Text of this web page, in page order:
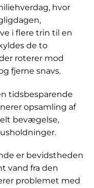
hvor
i flere trin til en
de to
roterer mod
fjerne snavs.
tidsbesparende
opsamling af
bevægelse,
er bevidstheden
vand fra den
problemet med